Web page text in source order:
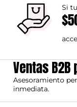
Si
Ventas
Asesoramiento
inmediata.